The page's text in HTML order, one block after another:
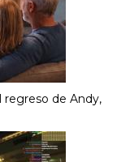
regreso de Andy,